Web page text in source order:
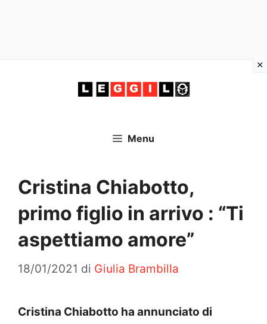
Menu
Cristina Chiabotto,
primo figlio in arrivo : “Ti
aspettiamo amore”
18/01/2021 di Giulia Brambilla
Cristina Chiabotto ha annunciato di